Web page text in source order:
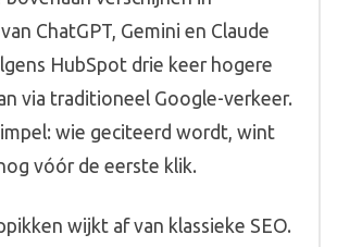
ChatGPT, Gemini en Claude
HubSpot drie keer hogere
via traditioneel Google-verkeer.
wie geciteerd wordt, wint
vóór de eerste klik.
wijkt af van klassieke SEO.